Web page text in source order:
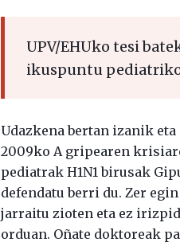
UPV/EHUko tesi
ikuspuntu
Udazkena bertan izanik
2009ko A gripearen
pediatrak H1N1 birusak
defendatu berri du. Zer
jarraitu zioten eta ez
orduan. Oñate doktoreak